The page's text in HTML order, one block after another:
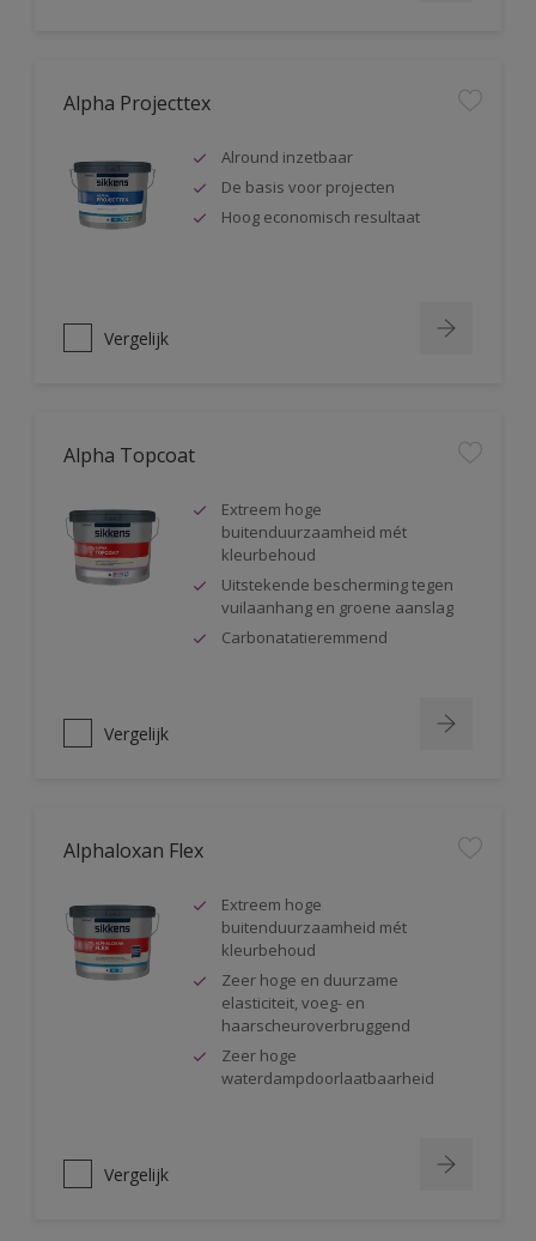
Alpha Projecttex
Alround inzetbaar
De basis voor projecten
Hoog economisch resultaat
Vergelijk
Alpha Topcoat
Extreem hoge
buitenduurzaamheid mét
kleurbehoud
Uitstekende bescherming tegen
vuilaanhang en groene aanslag
Carbonatatieremmend
Vergelijk
Alphaloxan Flex
Extreem hoge
buitenduurzaamheid mét
kleurbehoud
Zeer hoge en duurzame
elasticiteit, voeg- en
haarscheuroverbruggend
Zeer hoge
waterdampdoorlaatbaarheid
Vergelijk